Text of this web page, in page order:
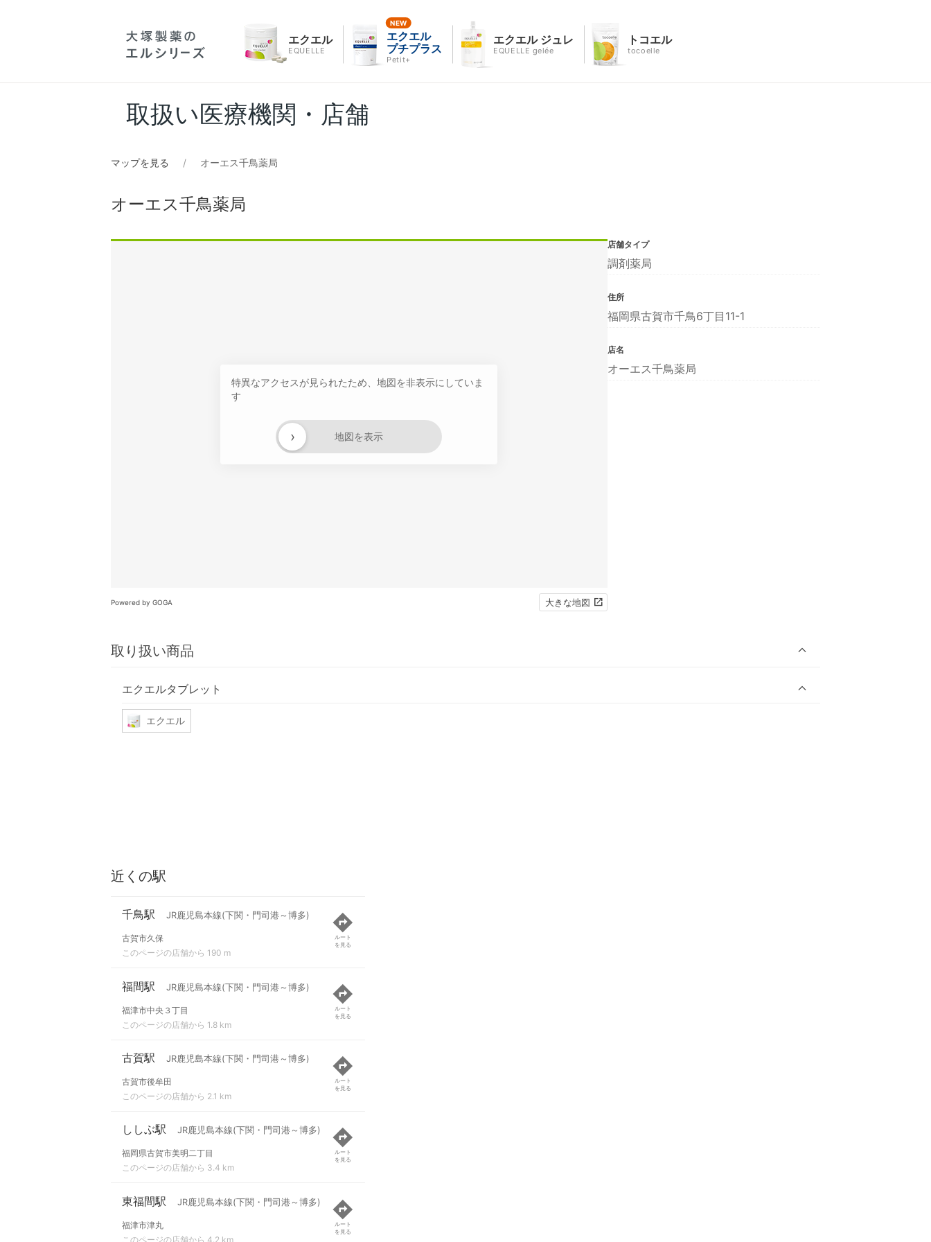
エクエル
EQUELLE
エクエル
プチプラス
Petit+
エクエル ジュレ
EQUELLE gelée
トコエル
tocoelle
取扱い医療機関・店舗
マップを見る オーエス千鳥薬局
オーエス千鳥薬局
特異なアクセスが見られたため、地図を非表示にしていま
す
地図を表示
›
Powered by GOGA 大きな地図
取り扱い商品
エクエルタブレット
エクエル
店舗タイプ
調剤薬局
住所
福岡県古賀市千鳥6丁目11-1
店名
オーエス千鳥薬局
近くの駅
千鳥駅 JR鹿児島本線(下関・門司港～博多)
古賀市久保
このページの店舗から 190 m
ルート
を見る
福間駅 JR鹿児島本線(下関・門司港～博多)
福津市中央３丁目
このページの店舗から 1.8 km
ルート
を見る
古賀駅 JR鹿児島本線(下関・門司港～博多)
古賀市後牟田
このページの店舗から 2.1 km
ルート
を見る
ししぶ駅 JR鹿児島本線(下関・門司港～博多)
福岡県古賀市美明二丁目
このページの店舗から 3.4 km
ルート
を見る
東福間駅 JR鹿児島本線(下関・門司港～博多)
福津市津丸
このページの店舗から 4.2 km
ルート
を見る